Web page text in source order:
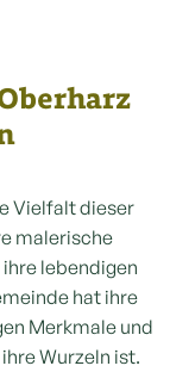
Vielfalt dieser
malerische
lebendigen
hat ihre
Merkmale und
Wurzeln ist.